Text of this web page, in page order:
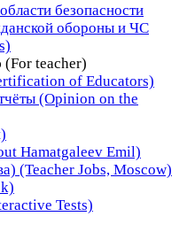
безопасности
обороны и ЧС
(For teacher)
of Educators)
(Opinion on the
Hamatgaleev Emil)
(Teacher Jobs, Moscow)
Tests)